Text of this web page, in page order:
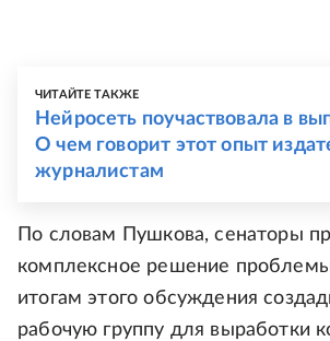
ЧИТАЙТЕ ТАКЖЕ
Нейросеть поучаствовала в
О чем говорит этот опыт
журналистам
По словам Пушкова, сенаторы
комплексное решение
итогам этого обсуждения
рабочую группу для выработки